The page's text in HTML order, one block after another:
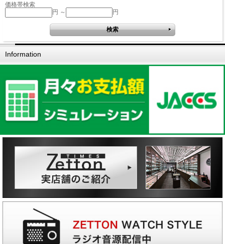
価格帯検索
円 ～
円
Information